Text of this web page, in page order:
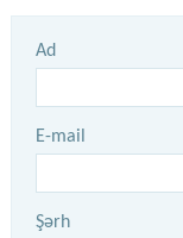
Ad
E-mail
Şərh